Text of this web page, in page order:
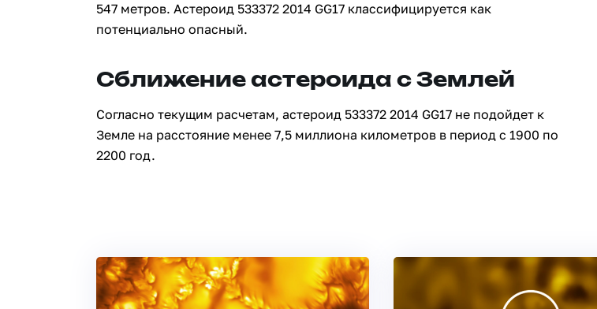
547 метров. Астероид 533372 2014 GG17 классифицируется как
потенциально опасный.
Сближение астероида с Землей
Согласно текущим расчетам, астероид 533372 2014 GG17 не подойдет к
Земле на расстояние менее 7,5 миллиона километров в период с 1900 по
2200 год.